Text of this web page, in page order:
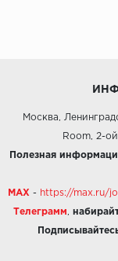
Москва,
Room, 2-
Полезная
MAX - https://max.ru/
Телеграмм